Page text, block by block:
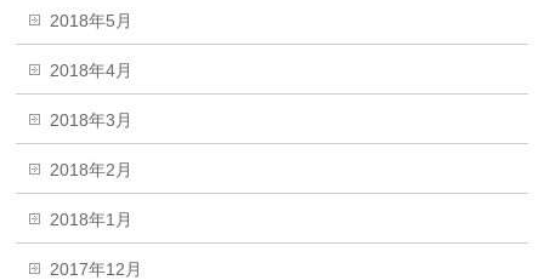
2018年5月
2018年4月
2018年3月
2018年2月
2018年1月
2017年12月